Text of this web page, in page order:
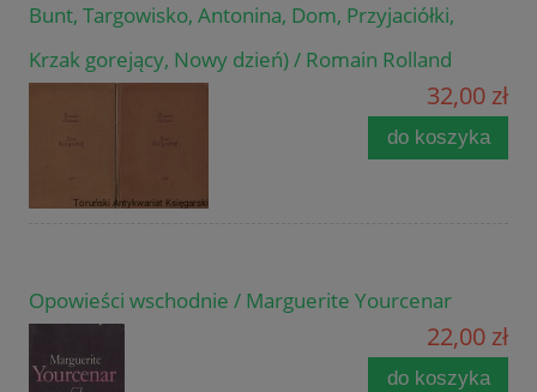
Bunt, Targowisko, Antonina, Dom, Przyjaciółki,
Krzak gorejący, Nowy dzień) / Romain Rolland
32,00 zł
do koszyka
Opowieści wschodnie / Marguerite Yourcenar
22,00 zł
do koszyka